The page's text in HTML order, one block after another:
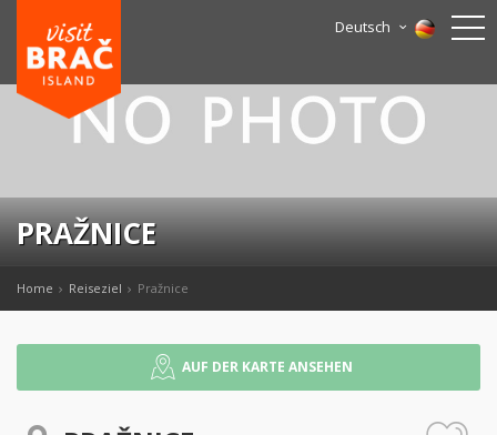
Deutsch
PRAŽNICE
Home Reiseziel Pražnice
AUF DER KARTE ANSEHEN